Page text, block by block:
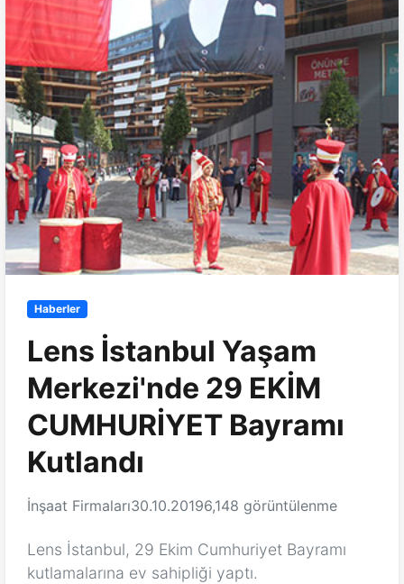
Haberler
Lens İstanbul Yaşam
Merkezi'nde 29 EKİM
CUMHURİYET Bayramı
Kutlandı
İnşaat Firmaları30.10.20196,148 görüntülenme
Lens İstanbul, 29 Ekim Cumhuriyet Bayramı
kutlamalarına ev sahipliği yaptı.